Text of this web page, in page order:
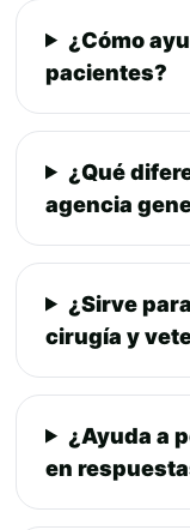
¿Cómo
pacientes?
¿Qué
agencia
¿Sirve
cirugía y
¿Ayuda a
en